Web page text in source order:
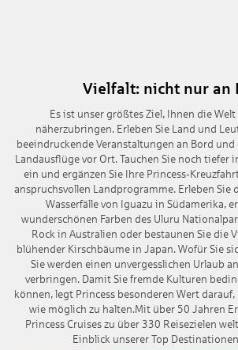
Vielfalt: nicht nur an
Es ist unser größtes Ziel, Ihnen die
näherzubringen. Erleben Sie Land und
beeindruckende Veranstaltungen an Bord und
Landausflüge vor Ort. Tauchen Sie noch tiefer
ein und ergänzen Sie Ihre Princess-
anspruchsvollen Landprogramme. Erleben Sie
Wasserfälle von Iguazu in Südamerika,
wunderschönen Farben des Uluru
Rock in Australien oder bestaunen Sie die
blühender Kirschbäume in Japan. Wofür Sie
Sie werden einen unvergesslichen Urlaub
verbringen. Damit Sie fremde Kulturen
können, legt Princess besonderen Wert
wie möglich zu halten.Mit über 50 Jahren
Princess Cruises zu über 330 Reisezielen
Einblick unserer Top